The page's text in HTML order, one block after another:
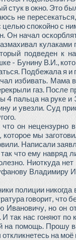
в окно. Это
не
спокойно с
Он начал
подведен к
- Бунину В.И.,
Подбежала я и
избивать. Мама
газ. После
пальца на руке
и увезли. Суд
он нецензурно
которое мы
Написали
что ему навряд
Ниоткуда
Владимиру
полиции
говорит, что
Ивановичу, но он
так нас гоняют
помощь. Прошу
на